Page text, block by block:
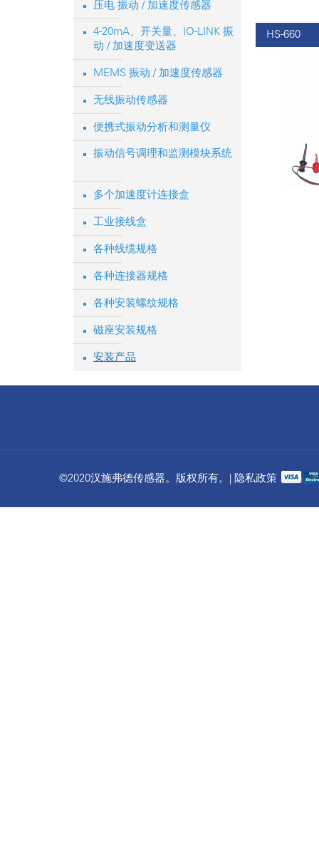
压电 振动 / 加速度传感器
4-20mA、开关量、IO-LINK 振
动 / 加速度变送器
MEMS 振动 / 加速度传感器
无线振动传感器
便携式振动分析和测量仪
振动信号调理和监测模块系统
多个加速度计连接盒
工业接线盒
各种线缆规格
各种连接器规格
各种安装螺纹规格
磁座安装规格
安装产品
HS-660
©2020汉施弗德传感器。版权所有。| 隐私政策